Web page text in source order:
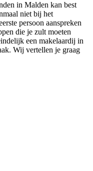
in Malden kan best
niet bij het
persoon aanspreken
die je zult moeten
een makelaardij in
Wij vertellen je graag